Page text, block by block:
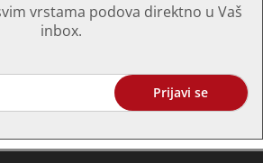
vrstama podova direktno u Vaš
inbox.